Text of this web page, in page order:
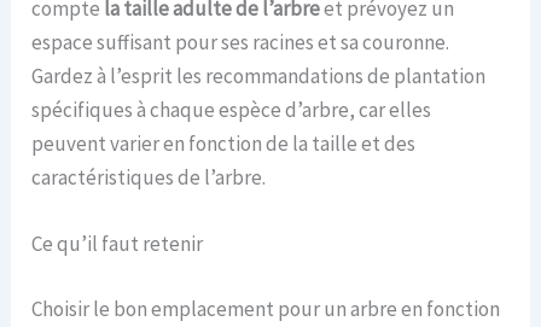
compte la taille adulte de l’arbreet prévoyez un
espace suffisant pour ses racines et sa couronne.
Gardez à l’esprit les recommandations de plantation
spécifiques à chaque espèce d’arbre, car elles
peuvent varier en fonction de la taille et des
caractéristiques de l’arbre.
Ce qu’il faut retenir
Choisir le bon emplacement pour un arbre en fonction